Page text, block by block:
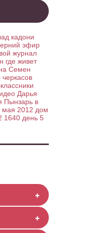
кадони
эфир
журнал
где живет
Семен
Дарья
Пынзарь в
мая 2012 дом
1640 день 5
+
+